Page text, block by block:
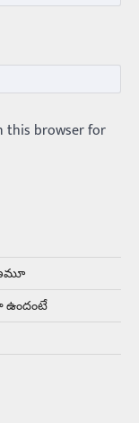
this browser for
ఉందంటే
జాతీయ
నుండి
మొదటి పని
నిధికి భారీగా